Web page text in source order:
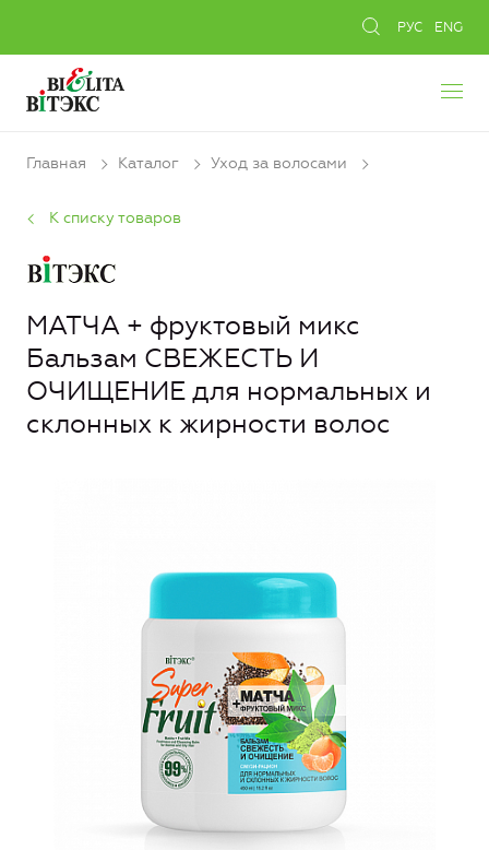
РУС ENG
Главная Каталог Уход за волосами
К списку товаров
МАТЧА + фруктовый микс
Бальзам СВЕЖЕСТЬ И
ОЧИЩЕНИЕ для нормальных и
склонных к жирности волос